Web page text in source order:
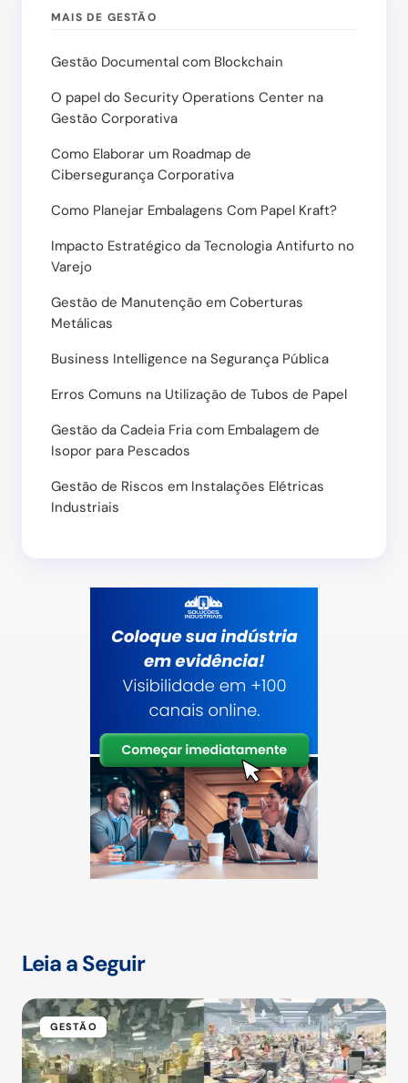
MAIS DE GESTÃO
Gestão Documental com Blockchain
O papel do Security Operations Center na
Gestão Corporativa
Como Elaborar um Roadmap de
Cibersegurança Corporativa
Como Planejar Embalagens Com Papel Kraft?
Impacto Estratégico da Tecnologia Antifurto no
Varejo
Gestão de Manutenção em Coberturas
Metálicas
Business Intelligence na Segurança Pública
Erros Comuns na Utilização de Tubos de Papel
Gestão da Cadeia Fria com Embalagem de
Isopor para Pescados
Gestão de Riscos em Instalações Elétricas
Industriais
Leia a Seguir
GESTÃO